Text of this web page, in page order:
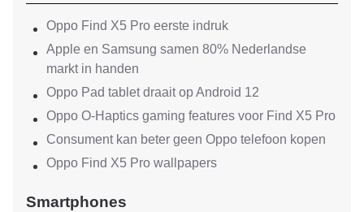
Oppo Find X5 Pro eerste indruk
Apple en Samsung samen 80% Nederlandse
markt in handen
Oppo Pad tablet draait op Android 12
Oppo O-Haptics gaming features voor Find X5 Pro
Consument kan beter geen Oppo telefoon kopen
Oppo Find X5 Pro wallpapers
Smartphones